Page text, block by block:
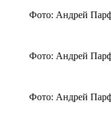
Фото: Андрей
Фото: Андрей
Фото: Андрей